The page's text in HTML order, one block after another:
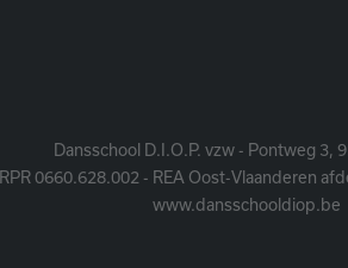
Dansschool D.I.O.P. vzw - Pontweg 3,
RPR 0660.628.002 - REA Oost-Vlaanderen
www.dansschooldiop.be